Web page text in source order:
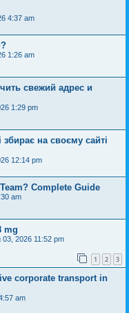
4:37 am
1:26 am
свежий адрес и
1:29 pm
збирає на своєму сайті
12:14 pm
Complete Guide
am
mg
03, 2026 11:52 pm
1 2 3
corporate transport in
am